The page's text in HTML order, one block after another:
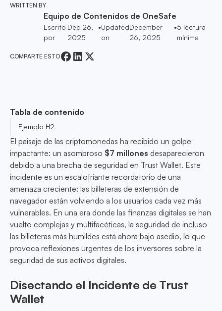
WRITTEN BY
Equipo de Contenidos de OneSafe
Escrito
por
Dec 26,
2025
•Updated
on
December
26, 2025
•5 lectura
mínima
COMPARTE ESTO
Tabla de contenido
Ejemplo H2
El paisaje de las criptomonedas ha recibido un golpe
impactante: un asombroso $7 millones desaparecieron
debido a una brecha de seguridad en Trust Wallet. Este
incidente es un escalofriante recordatorio de una
amenaza creciente: las billeteras de extensión de
navegador están volviendo a los usuarios cada vez más
vulnerables. En una era donde las finanzas digitales se han
vuelto complejas y multifacéticas, la seguridad de incluso
las billeteras más humildes está ahora bajo asedio, lo que
provoca reflexiones urgentes de los inversores sobre la
seguridad de sus activos digitales.
Disectando el Incidente de Trust
Wallet